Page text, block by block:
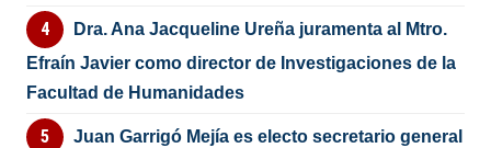
Dra. Ana Jacqueline Ureña juramenta al Mtro.
Efraín Javier como director de Investigaciones de la
Facultad de Humanidades
Juan Garrigó Mejía es electo secretario general